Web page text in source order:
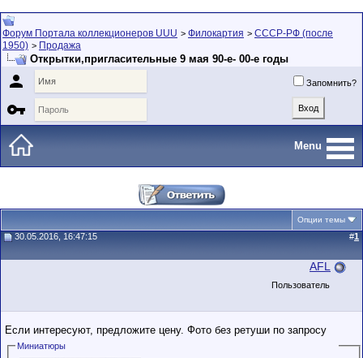
Форум Портала коллекционеров UUU > Филокартия > СССР-РФ (после
1950) > Продажа
Открытки,пригласительные 9 мая 90-е- 00-е годы
 Запомнить?

Menu
Опции темы
30.05.2016, 16:47:15 #1
AFL
Пользователь
Если интересуют, предложите цену. Фото без ретуши по запросу
Миниатюры